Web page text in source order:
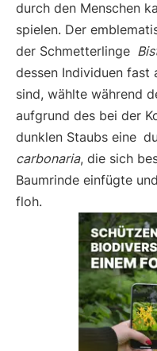
durch den Menschen
spielen. Der
der Schmetterlinge
dessen Individuen fast
sind, wählte während
aufgrund des bei der
dunklen Staubs eine
carbonaria, die sich
Baumrinde einfügte
floh.